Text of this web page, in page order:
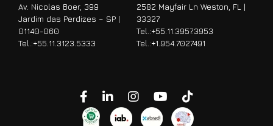
Av. Nicolas Boer, 399
Jardim das Perdizes – SP |
01140-060
Tel.:+55.11.3123.5333
2582 Mayfair Ln Weston, FL |
33327
Tel.:+55.11.3957.3953
Tel.:+1.954.7027491